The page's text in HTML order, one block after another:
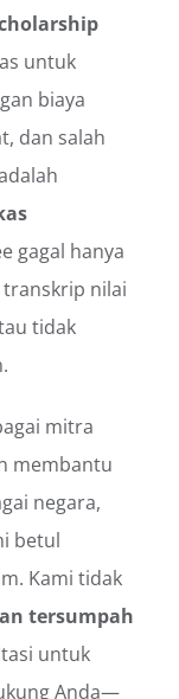
untuk
biaya
dan salah
gagal hanya
nilai
tidak
mitra
membantu
negara,
betul
Kami tidak
tersumpah
untuk
Anda—